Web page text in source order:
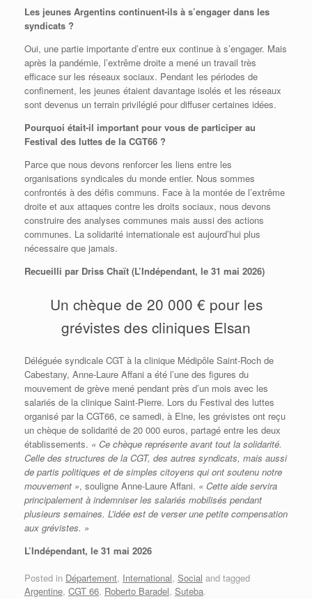
Les jeunes Argentins continuent-ils à s’engager dans les
syndicats ?
Oui, une partie importante d’entre eux continue à s’engager. Mais
après la pandémie, l’extrême droite a mené un travail très
efficace sur les réseaux sociaux. Pendant les périodes de
confinement, les jeunes étaient davantage isolés et les réseaux
sont devenus un terrain privilégié pour diffuser certaines idées.
Pourquoi était-il important pour vous de participer au
Festival des luttes de la CGT66 ?
Parce que nous devons renforcer les liens entre les
organisations syndicales du monde entier. Nous sommes
confrontés à des défis communs. Face à la montée de l’extrême
droite et aux attaques contre les droits sociaux, nous devons
construire des analyses communes mais aussi des actions
communes. La solidarité internationale est aujourd’hui plus
nécessaire que jamais.
Recueilli par Driss Chaït (L’Indépendant, le 31 mai 2026)
Un chèque de 20 000 € pour les
grévistes des cliniques Elsan
Déléguée syndicale CGT à la clinique Médipôle Saint-Roch de
Cabestany, Anne-Laure Affani a été l’une des figures du
mouvement de grève mené pendant près d’un mois avec les
salariés de la clinique Saint-Pierre. Lors du Festival des luttes
organisé par la CGT66, ce samedi, à Elne, les grévistes ont reçu
un chèque de solidarité de 20 000 euros, partagé entre les deux
établissements. « Ce chèque représente avant tout la solidarité.
Celle des structures de la CGT, des autres syndicats, mais aussi
de partis politiques et de simples citoyens qui ont soutenu notre
mouvement », souligne Anne-Laure Affani. « Cette aide servira
principalement à indemniser les salariés mobilisés pendant
plusieurs semaines. L’idée est de verser une petite compensation
aux grévistes. »
L’Indépendant, le 31 mai 2026
Posted in Département, International, Social and tagged
Argentine, CGT 66, Roberto Baradel, Suteba.